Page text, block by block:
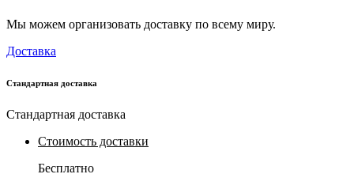
Мы можем организовать доставку по всему миру.
Доставка
Стандартная доставка
Стандартная доставка
Стоимость доставки
Бесплатно